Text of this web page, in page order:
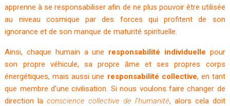
apprenne à se responsabiliser afin de ne plus pouvoir être utilisée
au niveau cosmique par des forces qui profitent de son
ignorance et de son manque de maturité spirituelle.
Ainsi, chaque humain a une responsabilité individuelle pour
son propre véhicule, sa propre âme et ses propres corps
énergétiques, mais aussi une responsabilité collective, en tant
que membre d’une civilisation. Si nous voulons faire changer de
direction laconscience collective de l’humanité, alors cela doit